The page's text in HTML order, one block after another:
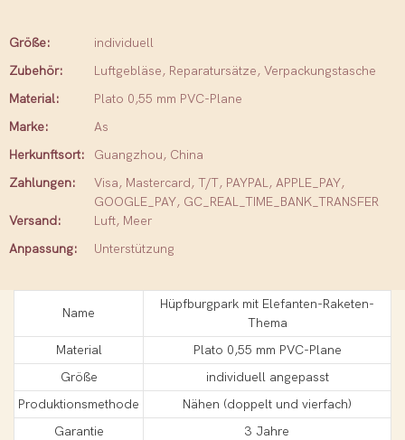
Größe:
individuell
Zubehör:
Luftgebläse, Reparatursätze, Verpackungstasche
Material:
Plato 0,55 mm PVC-Plane
Marke:
As
Herkunftsort:
Guangzhou, China
Zahlungen:
Visa, Mastercard, T/T, PAYPAL, APPLE_PAY,
GOOGLE_PAY, GC_REAL_TIME_BANK_TRANSFER
Versand:
Luft, Meer
Anpassung:
Unterstützung
Name
Hüpfburgpark mit Elefanten-Raketen-
Thema
Material
Plato 0,55 mm PVC-Plane
Größe
individuell angepasst
Produktionsmethode
Nähen (doppelt und vierfach)
Garantie
3 Jahre